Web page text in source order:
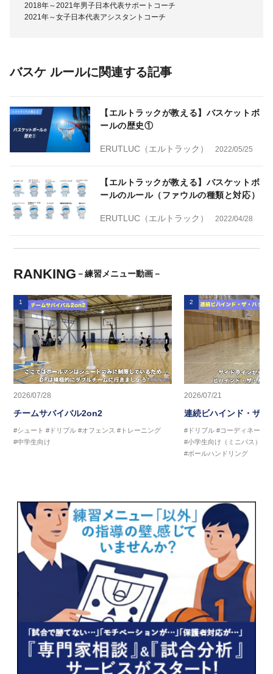
2018年～2021年男子日本代表サポートコーチ
2021年～女子日本代表アシスタントコーチ
バスケ ルールに関連する記事
【エルトラックが教える】バスケットボ
ールの歴史①
ERUTLUC（エルトラック） 2022/05/25
【エルトラックが教える】バスケットボ
ールのルール（ファウルの種類と対応）
ERUTLUC（エルトラック） 2022/04/28
RANKING －練習メニュー動画－
1
2026/07/28
チームサバイバル2on2
#シュート #ドリブル #オフェンス #トレーニング
#中学生向け
2
2026/07/21
連続ビハインド・ザ・
#ドリブル #コーディネーシ
#小学生向け（ミニバス）
#ボールハンドリング